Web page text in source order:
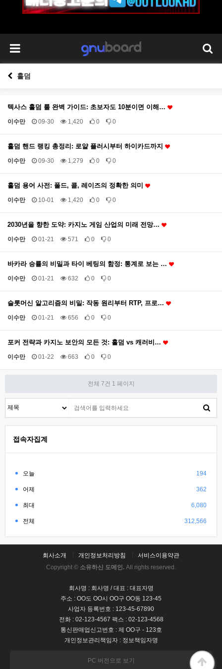
홀덤
텍사스 홀덤 룰 완벽 가이드: 초보자도 10분이면 이해…
이수만 09-30 1,420 0 0
홀덤 핸드 랭킹 총정리: 로얄 플러시부터 하이카드까지
이수만 09-30 1,279 0 0
홀덤 용어 사전: 폴드, 콜, 레이즈의 정확한 의미
이수만 10-01 1,420 0 0
2030년을 향한 도약: 카지노 게임 산업의 미래 전망…
이수만 01-21 571 0 0
바카라 승률의 비밀과 타이 베팅의 함정: 통계로 보는 …
이수만 01-21 632 0 0
슬롯머신 알고리즘의 비밀: 작동 원리부터 RTP, 프로…
이수만 01-21 656 0 0
포커 전략과 카지노 보안의 모든 것: 홀덤 vs 캐러비…
이수만 01-22 663 0 0
전체 7건 1 페이지
접속자집계
오늘 194
어제 362
최대 6,080
전체 312,566
회사소개 개인정보처리방침
서비스이용약관
Copyright © 소유하신 도메인. All rights reserved.
회사명 : 회사명 / 대표 : 대표자명
주소 : OO도 OO시 OO구 OO동 123-45
사업자 등록번호 : 123-45-67890
전화 : 02-123-4567 팩스 : 02-123-4568
통신판매업신고번호 : 제 OO구 - 123호
개인정보관리책임자 : 정보책임자명
PC 버전으로 보기